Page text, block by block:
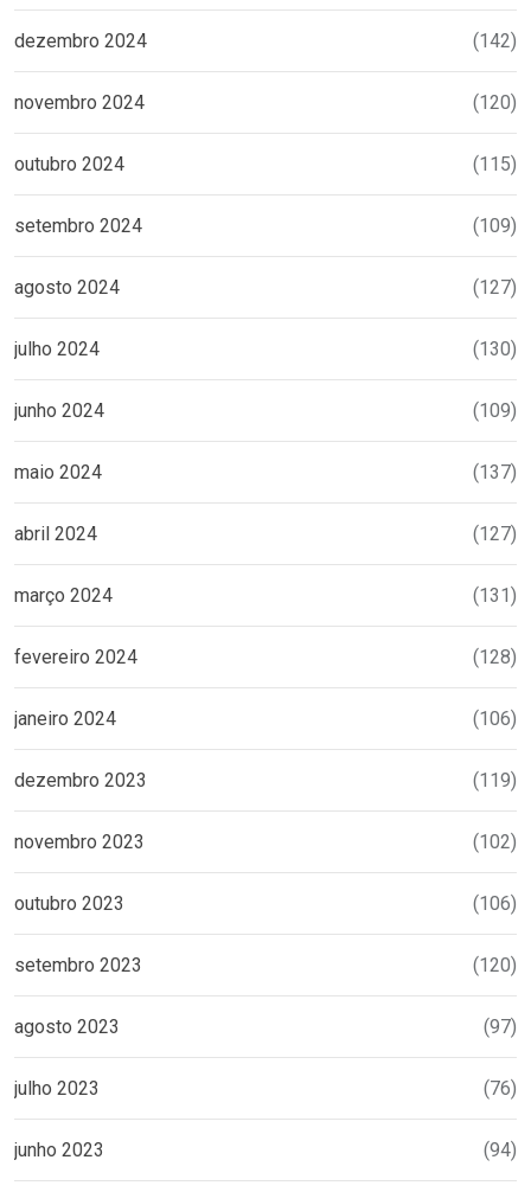
dezembro 2024 (142)
novembro 2024 (120)
outubro 2024 (115)
setembro 2024 (109)
agosto 2024 (127)
julho 2024 (130)
junho 2024 (109)
maio 2024 (137)
abril 2024 (127)
março 2024 (131)
fevereiro 2024 (128)
janeiro 2024 (106)
dezembro 2023 (119)
novembro 2023 (102)
outubro 2023 (106)
setembro 2023 (120)
agosto 2023 (97)
julho 2023 (76)
junho 2023 (94)